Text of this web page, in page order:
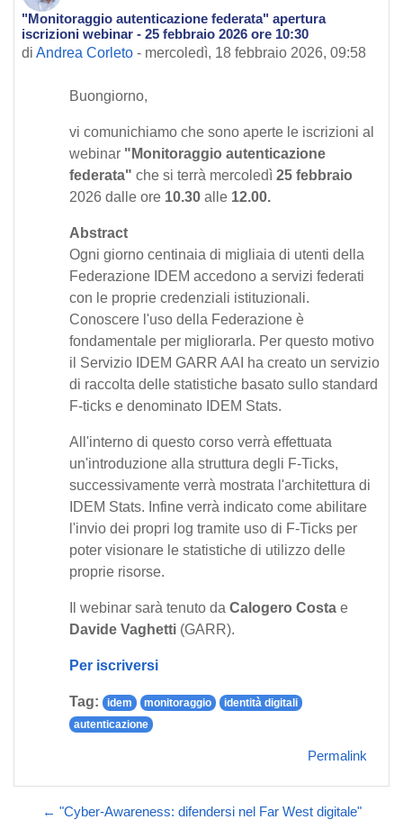
"Monitoraggio autenticazione federata" apertura
iscrizioni webinar - 25 febbraio 2026 ore 10:30
di Andrea Corleto - mercoledì, 18 febbraio 2026, 09:58
Numero di risposte: 0
Buongiorno,
vi comunichiamo che sono aperte le iscrizioni al
webinar "Monitoraggio autenticazione
federata" che si terrà mercoledì 25 febbraio
2026 dalle ore 10.30 alle 12.00.
Abstract
Ogni giorno centinaia di migliaia di utenti della
Federazione IDEM accedono a servizi federati
con le proprie credenziali istituzionali.
Conoscere l'uso della Federazione è
fondamentale per migliorarla. Per questo motivo
il Servizio IDEM GARR AAI ha creato un servizio
di raccolta delle statistiche basato sullo standard
F-ticks e denominato IDEM Stats.
All'interno di questo corso verrà effettuata
un'introduzione alla struttura degli F-Ticks,
successivamente verrà mostrata l'architettura di
IDEM Stats. Infine verrà indicato come abilitare
l'invio dei propri log tramite uso di F-Ticks per
poter visionare le statistiche di utilizzo delle
proprie risorse.
Il webinar sarà tenuto da Calogero Costa e
Davide Vaghetti (GARR).
Per iscriversi
Tag: idem monitoraggio
identità digitali
autenticazione
Permalink
← "Cyber-Awareness: difendersi nel Far West digitale"